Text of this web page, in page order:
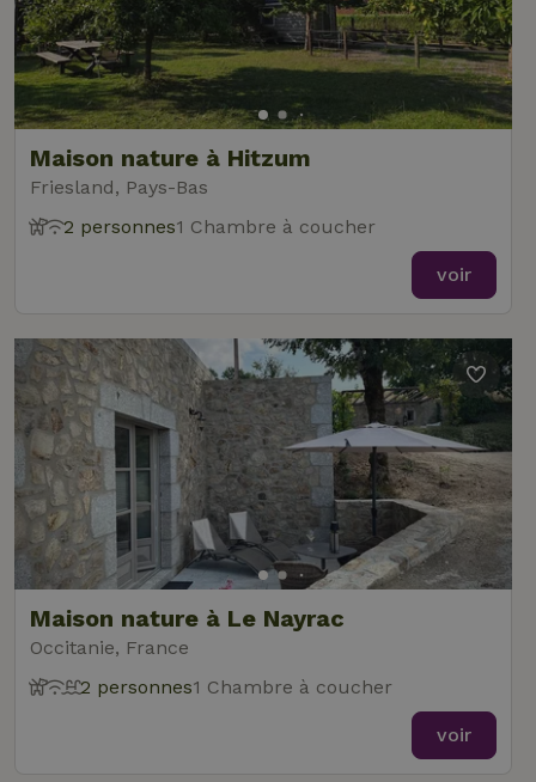
Maison nature à Hitzum
Friesland, Pays-Bas
2 personnes1 Chambre à coucher
voir
Maison nature à Le Nayrac
Occitanie, France
2 personnes1 Chambre à coucher
voir